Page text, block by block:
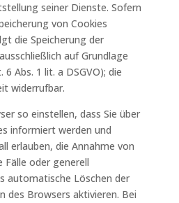
seiner Dienste. Sofern
von Cookies
die Speicherung der
auf Grundlage
Abs. 1 lit. a DSGVO); die
widerrufbar.
so einstellen, dass Sie über
informiert werden und
erlauben, die Annahme von
oder generell
automatische Löschen der
des Browsers aktivieren. Bei